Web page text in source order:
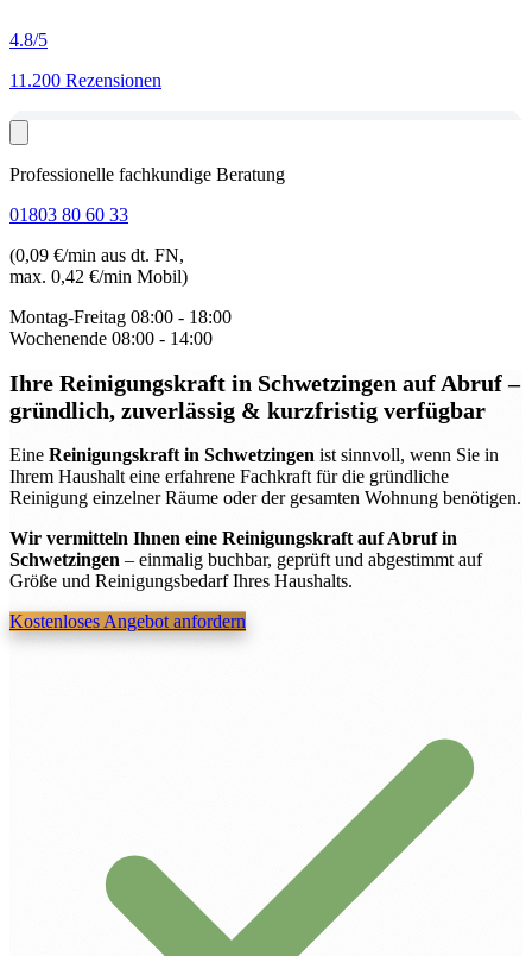
4.8/5
11.200 Rezensionen
Professionelle fachkundige Beratung
01803 80 60 33
(0,09 €/min aus dt. FN,
max. 0,42 €/min Mobil)
Montag-Freitag 08:00 - 18:00
Wochenende 08:00 - 14:00
Ihre Reinigungskraft in Schwetzingen auf Abruf–
gründlich, zuverlässig & kurzfristig verfügbar
Eine Reinigungskraft in Schwetzingen ist sinnvoll, wenn Sie in
Ihrem Haushalt eine erfahrene Fachkraft für die gründliche
Reinigung einzelner Räume oder der gesamten Wohnung benötigen.
Wir vermitteln Ihnen eine Reinigungskraft auf Abruf in
Schwetzingen – einmalig buchbar, geprüft und abgestimmt auf
Größe und Reinigungsbedarf Ihres Haushalts.
Kostenloses Angebot anfordern